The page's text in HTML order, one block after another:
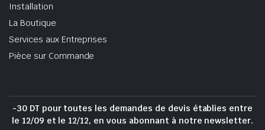
Installation
La Boutique
Services aux Entreprises
Pièce sur Commande
-30 DT pour toutes les demandes de devis établies entre
le 12/09 et le 12/12, en vous abonnant à notre newsletter.